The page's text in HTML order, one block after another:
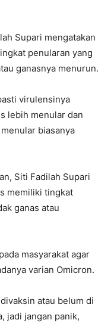
Supari mengatakan
penularan yang
ganasnya menurun.
virulensinya
lebih menular dan
biasanya
Siti Fadilah Supari
memiliki tingkat
ganas atau
masyarakat agar
varian Omicron.
atau belum di
jadi jangan panik,